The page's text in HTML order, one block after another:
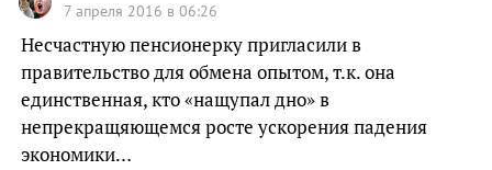
7 апреля 2016 в 06:26
Несчастную пенсионерку пригласили в
правительство для обмена опытом, т.к. она
единственная, кто «нащупал дно» в
непрекращяющемся росте ускорения падения
экономики…